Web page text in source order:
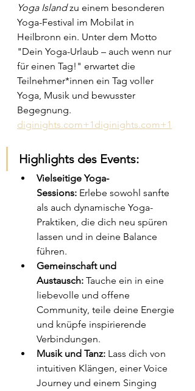
Yoga Island zu einem besonderen
Yoga-Festival im Mobilat in
Heilbronn ein. Unter dem Motto
"Dein Yoga-Urlaub – auch wenn nur
für einen Tag!" erwartet die
Teilnehmer*innen ein Tag voller
Yoga, Musik und bewusster
Begegnung. ​
diginights.com+1diginights.com+1
Highlights des Events:
Vielseitige Yoga-
Sessions: Erlebe sowohl sanfte
als auch dynamische Yoga-
Praktiken, die dich neu spüren
lassen und in deine Balance
führen.​
Gemeinschaft und
Austausch: Tauche ein in eine
liebevolle und offene
Community, teile deine Energie
und knüpfe inspirierende
Verbindungen.​
Musik und Tanz: Lass dich von
intuitiven Klängen, einer Voice
Journey und einem Singing